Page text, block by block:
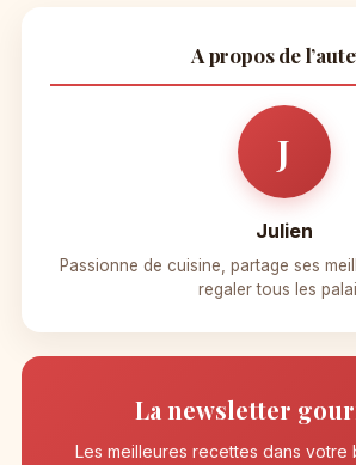
A propos de
J
Julien
Passionne de cuisine, partage ses
regaler tous les
La newsletter
Les meilleures recettes dans votre